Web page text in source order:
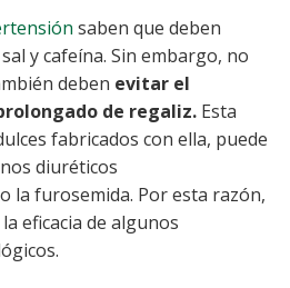
saben que deben
y cafeína. Sin embargo, no
deben evitar el
de regaliz. Esta
fabricados con ella, puede
diuréticos
la furosemida. Por esta razón,
eficacia de algunos